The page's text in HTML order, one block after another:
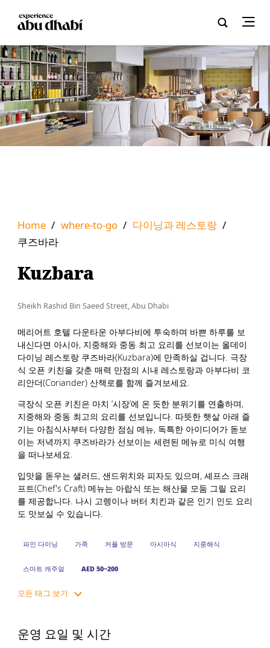
Home / where-to-go / 다이닝과 레스토랑 /
쿠즈바라
Kuzbara
Sheikh Rashid Bin Saeed Street, Abu Dhabi
메리어트 호텔 다운타운 아부다비에 투숙하며 바쁜 하루를 보
내신다면 아시아, 지중해와 중동 최고 요리를 선보이는 올데이
다이닝 레스토랑 쿠즈바라(Kuzbara)에 만족하실 겁니다. 극장
식 오픈 키친을 갖춘 매력 만점의 시내 레스토랑과 아부다비 코
리안더(Coriander) 산책로를 함께 즐겨보세요.
극장식 오픈 키친은 마치 ‘시장’에 온 듯한 분위기를 연출하며,
지중해와 중동 최고의 요리를 선보입니다. 따뜻한 햇살 아래 즐
기는 아침식사부터 다양한 점심 메뉴, 독특한 아이디어가 돋보
이는 저녁까지 쿠즈바라가 선보이는 세련된 메뉴로 미식 여행
을 떠나보세요.
입맛을 돋우는 샐러드, 샌드위치와 피자도 있으며, 셰프스 크래
프트(Chef's Craft) 메뉴는 아랍식 또는 해산물 모둠 그릴 요리
를 제공합니다. 나시 고렝이나 버터 치킨과 같은 인기 인도 요리
도 맛보실 수 있습니다.
파인 다이닝 가족 커플 방문 아시아식 지중해식
스마트 캐주얼 AED 50~200
모든 태그 보기
운영 요일 및 시간